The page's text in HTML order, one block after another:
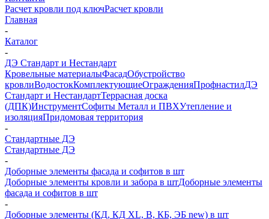
Расчет кровли под ключРасчет кровли
Главная
-
Каталог
-
ДЭ Стандарт и Нестандарт
Кровельные материалыФасадОбустройство
кровлиВодостокКомплектующиеОгражденияПрофнастилДЭ
Стандарт и НестандартТеррасная доска
(ДПК)ИнструментСофиты Металл и ПВХУтепление и
изоляцияПридомовая территория
-
Стандартные ДЭ
Стандартные ДЭ
-
Доборные элементы фасада и софитов в шт
Доборные элементы кровли и забора в штДоборные элементы
фасада и софитов в шт
-
Доборные элементы (КД, КД XL, В, КБ, ЭБ new) в шт